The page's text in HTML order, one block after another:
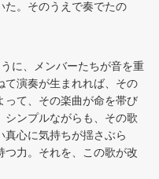
た。そのうえで奏でたの
に、メンバーたちが音を重
て演奏が生まれれば、その
って、その楽曲が命を帯び
シンプルながらも、その歌
真心に気持ちが揺さぶら
つ力。それを、この歌が改